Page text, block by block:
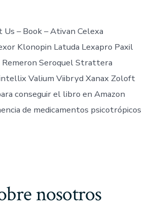
Us – Book – Ativan Celexa
Klonopin Latuda Lexapro Paxil
Remeron Seroquel Strattera
Valium Viibryd Xanax Zoloft
conseguir el libro en Amazon
de medicamentos psicotrópicos
nosotros